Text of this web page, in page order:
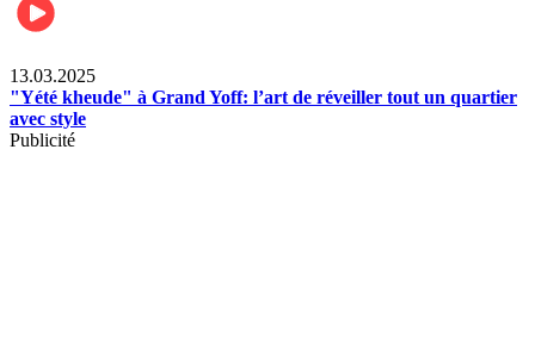
13.03.2025
"Yété kheude" à Grand Yoff: l’art de réveiller tout un quartier
avec style
Publicité